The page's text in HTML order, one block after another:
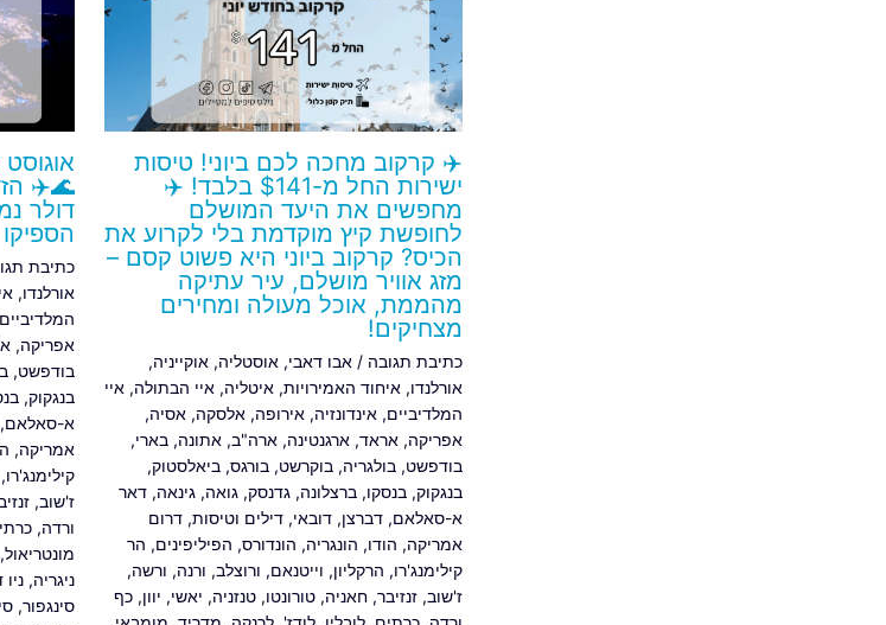
✈️ קרקוב מחכה לכם ביוני! טיסות
ישירות החל מ-$141 בלבד! ✈️
מחפשים את היעד המושלם
לחופשת קיץ מוקדמת בלי לקרוע את
הכיס? קרקוב ביוני היא פשוט קסם –
מזג אוויר מושלם, עיר עתיקה
מהממת, אוכל מעולה ומחירים
מצחיקים!
כתיבת תגובה / אבו דאבי, אוסטליה, אוקייניה,
אורלנדו, איחוד האמירויות, איטליה, איי הבתולה, איי
המלדיביים, אינדונזיה, אירופה, אלסקה, אסיה,
אפריקה, אראד, ארגנטינה, ארה"ב, אתונה, בארי,
בודפשט, בולגריה, בוקרשט, בורגס, ביאלסטוק,
בנגקוק, בנסקו, ברצלונה, גדנסק, גואה, גינאה, דאר
א-סאלאם, דברצן, דובאי, דילים וטיסות, דרום
אמריקה, הודו, הונגריה, הונדורס, הפיליפינים, הר
קילימנג'רו, הרקליון, וייטנאם, ורוצלב, ורנה, ורשה,
ז'שוב, זנזיבר, חאניה, טורונטו, טנזניה, יאשי, יוון, כף
🌊✈️
דולר
כתיבת
אורלנדו,
המלדיביים
אפריקה,
בודפשט,
בנגקוק,
א-סאלאם
אמריקה,
קילימנג'רו,
ז'שוב,
ורדה,
מונטריאול,
ניגריה,
סינגפור,